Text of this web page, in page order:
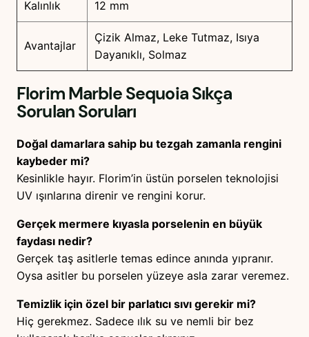
Kalınlık 12 mm
Avantajlar
Çizik Almaz, Leke Tutmaz, Isıya
Dayanıklı, Solmaz
Florim Marble SequoiaSıkça
Sorulan Soruları
Doğal damarlara sahip bu tezgah zamanla rengini
kaybeder mi?
Kesinlikle hayır. Florim’in üstün porselen teknolojisi
UV ışınlarına direnir ve rengini korur.
Gerçek mermere kıyasla porselenin en büyük
faydası nedir?
Gerçek taş asitlerle temas edince anında yıpranır.
Oysa asitler bu porselen yüzeye asla zarar veremez.
Temizlik için özel bir parlatıcı sıvı gerekir mi?
Hiç gerekmez. Sadece ılık su ve nemli bir bez